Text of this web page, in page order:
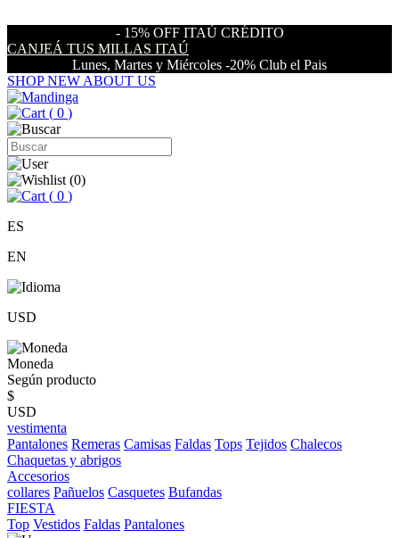
- 15% OFF ITAÚ CRÉDITO
CANJEÁ TUS MILLAS ITAÚ
Lunes, Martes y Miércoles -20% Club el Pais
SHOP NEW ABOUT US
( 0 )
(0)
( 0 )
ES
EN
USD
Moneda
Según producto
$
USD
vestimenta
Pantalones Remeras Camisas Faldas Tops Tejidos Chalecos
Chaquetas y abrigos
Accesorios
collares Pañuelos Casquetes Bufandas
FIESTA
Top Vestidos Faldas Pantalones